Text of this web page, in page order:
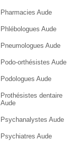
Pharmacies Aude
Phlébologues Aude
Pneumologues Aude
Podo-orthésistes Aude
Podologues Aude
Prothésistes dentaire
Aude
Psychanalystes Aude
Psychiatres Aude